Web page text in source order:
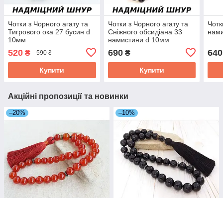
Чотки з Чорного агату та
Тигрового ока 27 бусин d
10мм
520 ₴ 590 ₴
Купити
Чотки з Чорного агату та
Сніжного обсидіана 33
намистини d 10мм
690₴
Купити
640
Акційні пропозиції та новинки
–20% –10%